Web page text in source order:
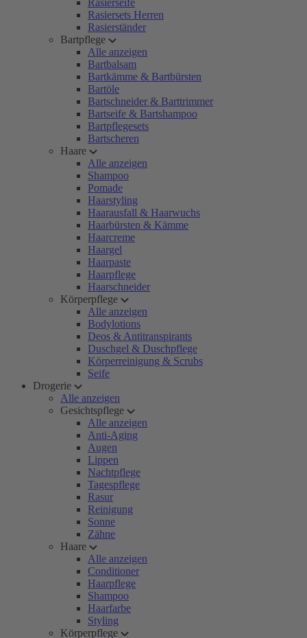
Rasierseife
Rasiersets Herren
Rasierständer
Bartpflege
Alle anzeigen
Bartbalsam
Bartkämme & Bartbürsten
Bartöle
Bartschneider & Barttrimmer
Bartseife & Bartshampoo
Bartpflegesets
Bartscheren
Haare
Alle anzeigen
Shampoo
Pomade
Haarstyling
Haarausfall & Haarwuchs
Haarbürsten & Kämme
Haarcreme
Haargel
Haarpaste
Haarpflege
Haarschneider
Körperpflege
Alle anzeigen
Bodylotions
Deos & Antitranspirants
Duschgel & Duschpflege
Körperreinigung & Scrubs
Seife
Drogerie
Alle anzeigen
Gesichtspflege
Alle anzeigen
Anti-Aging
Augen
Lippen
Nachtpflege
Tagespflege
Rasur
Reinigung
Sonne
Zähne
Haare
Alle anzeigen
Conditioner
Haarpflege
Shampoo
Haarfarbe
Styling
Körperpflege